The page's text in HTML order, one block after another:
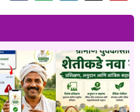
विश्वासार्ह, अद्ययावत आणि उपयुक्त माहिती
वेळोवेळी अद्ययावत ठेवण्याचा प्रयत्न केला
झाल्यास संबंधित लेख देखील अद्ययावत करण्यात
सरकारी योजनेसाठी अर्ज करण्यापूर्वी
माहिती, नियम आणि अटींची
जातो.